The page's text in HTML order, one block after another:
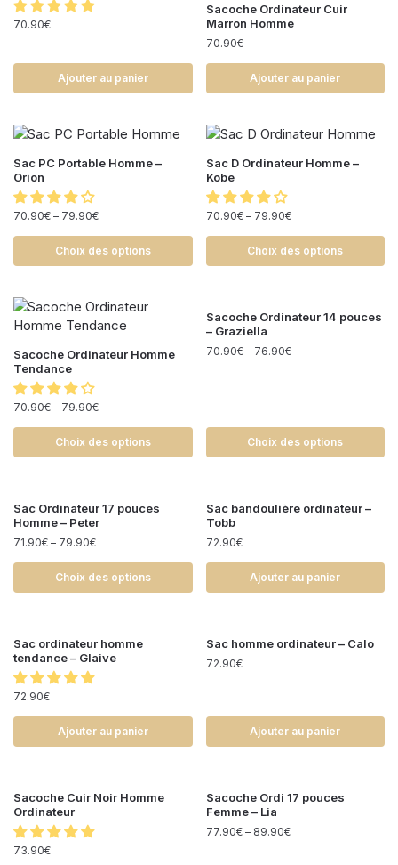
70.90€
Ajouter au panier
Sacoche Ordinateur Cuir
Marron Homme
70.90€
Ajouter au panier
Sac PC Portable Homme –
Orion
70.90€ – 79.90€
Choix des options
Sac D Ordinateur Homme –
Kobe
70.90€– 79.90€
Choix des options
Sacoche Ordinateur Homme
Tendance
70.90€ – 79.90€
Choix des options
Sacoche Ordinateur 14 pouces
– Graziella
70.90€– 76.90€
Choix des options
Sac Ordinateur 17 pouces
Homme – Peter
71.90€ – 79.90€
Choix des options
Sac bandoulière ordinateur –
Tobb
72.90€
Ajouter au panier
Sac ordinateur homme
tendance – Glaive
72.90€
Ajouter au panier
Sac homme ordinateur – Calo
72.90€
Ajouter au panier
Sacoche Cuir Noir Homme
Ordinateur
73.90€
Sacoche Ordi 17 pouces
Femme – Lia
77.90€– 89.90€